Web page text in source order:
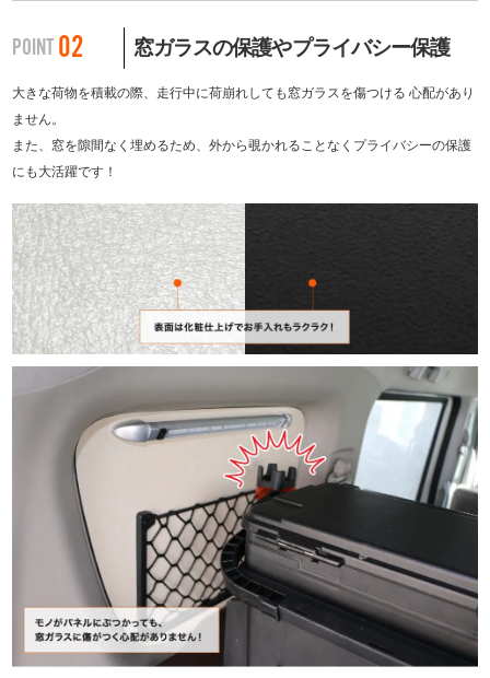
POINT02 窓ガラスの保護やプライバシー保護
大きな荷物を積載の際、走行中に荷崩れしても窓ガラスを傷つける 心配があり
ません。
また、窓を隙間なく埋めるため、外から覗かれることなくプライバシーの保護
にも大活躍です！